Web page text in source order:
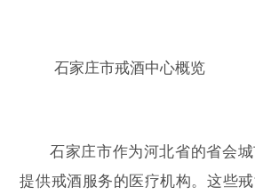
石家庄市戒酒中心概览
石家庄市作为河北省的省会
提供戒酒服务的医疗机构。这些